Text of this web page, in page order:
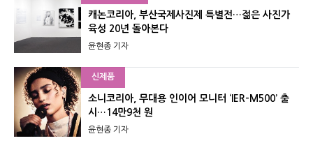
캐논코리아, 부산국제사진제 특별전…젊은 사진가
육성 20년 돌아본다
윤현종 기자
신제품
소니코리아, 무대용 인이어 모니터 ‘IER-M500’ 출
시…14만9천 원
윤현종 기자